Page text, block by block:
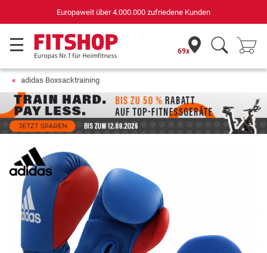
für Sportgeräte (n-tv+DISQ 2016-2024)
69x
adidas Boxsacktraining